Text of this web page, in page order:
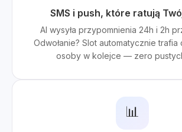
SMS i push, które ratują
AI wysyła przypomnienia 24h i 2h
Odwołanie? Slot automatycznie trafia
osoby w kolejce — zero
📊